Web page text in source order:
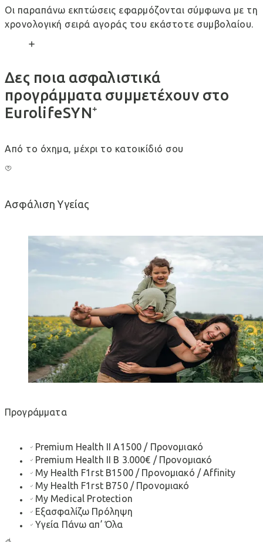
Οι παραπάνω εκπτώσεις εφαρμόζονται σύμφωνα με τη
χρονολογική σειρά αγοράς του εκάστοτε συμβολαίου.
Δες ποια ασφαλιστικά
προγράμματα συμμετέχουν στο
EurolifeSYN⁺
Από το όχημα, μέχρι το κατοικίδιό σου
Ασφάλιση Υγείας
Προγράμματα
Premium Health ΙΙ A1500 / Προνομιακό
Premium Health ΙΙ B 3.000€ / Προνομιακό
My Health F1rst B1500 / Προνομιακό / Affinity
My Health F1rst B750 / Προνομιακό
My Medical Protection
Εξασφαλίζω Πρόληψη
Υγεία Πάνω απ’ Όλα